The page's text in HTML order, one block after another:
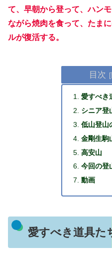
て、早朝から登って、ハン
ながら焼肉を食って、たま
ルが復活する。
目次
愛すべき
シニア登
低山登山
金剛生駒
高安山
今回の登
動画
愛すべき道具た